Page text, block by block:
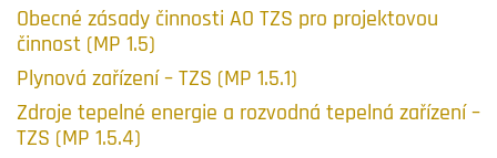
Obecné zásady činnosti AO TZS pro projektovou
činnost (MP 1.5)
Plynová zařízení – TZS (MP 1.5.1)
Zdroje tepelné energie a rozvodná tepelná zařízení –
TZS (MP 1.5.4)